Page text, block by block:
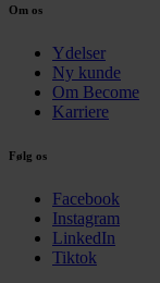
Om os
Ydelser
Ny kunde
Om Become
Karriere
Følg os
Facebook
Instagram
LinkedIn
Tiktok